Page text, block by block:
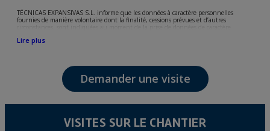
TÉCNICAS EXPANSIVAS S.L. informe que les données à caractère personnelles
fournies de manière volontaire dont la finalité, cessions prévues et d’autres
circonstances, sont indiquées au moment de la prise de données de caractère
l’attention de votre demande, litige ou requise, maintien de la relation établie, la
Les données de nos fichiers sont absolument confidentielles et seront traitées avec la
plus grande confidentialité et répondent à toutes les exigences prévues par la loi
15/1999 du 13 décembre sur la protection des données personnelles.
Il est recommandé de ne pas envoyer de données strictement personnelles,
la santé, ces donnée n'étant pas cryptées.
Lire plus
Demander une visite
VISITES SUR LE CHANTIER